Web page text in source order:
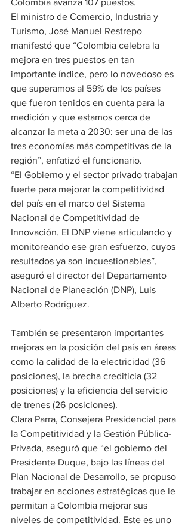
El ministro de Comercio, Industria y
Turismo, José Manuel Restrepo
manifestó que “Colombia celebra la
mejora en tres puestos en tan
importante índice, pero lo novedoso es
que superamos al 59% de los países
que fueron tenidos en cuenta para la
medición y que estamos cerca de
alcanzar la meta a 2030: ser una de las
tres economías más competitivas de la
región”, enfatizó el funcionario.
“El Gobierno y el sector privado trabajan
fuerte para mejorar la competitividad
del país en el marco del Sistema
Nacional de Competitividad de
Innovación. El DNP viene articulando y
monitoreando ese gran esfuerzo, cuyos
resultados ya son incuestionables”,
aseguró el director del Departamento
Nacional de Planeación (DNP), Luis
Alberto Rodríguez.
También se presentaron importantes
mejoras en la posición del país en áreas
como la calidad de la electricidad (36
posiciones), la brecha crediticia (32
posiciones) y la eficiencia del servicio
de trenes (26 posiciones).
Clara Parra, Consejera Presidencial para
la Competitividad y la Gestión Pública-
Privada, aseguró que “el gobierno del
Presidente Duque, bajo las líneas del
Plan Nacional de Desarrollo, se propuso
trabajar en acciones estratégicas que le
permitan a Colombia mejorar sus
niveles de competitividad. Este es uno